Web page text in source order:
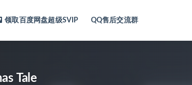
领取百度网盘超级SVIP QQ售后交流群
Tale